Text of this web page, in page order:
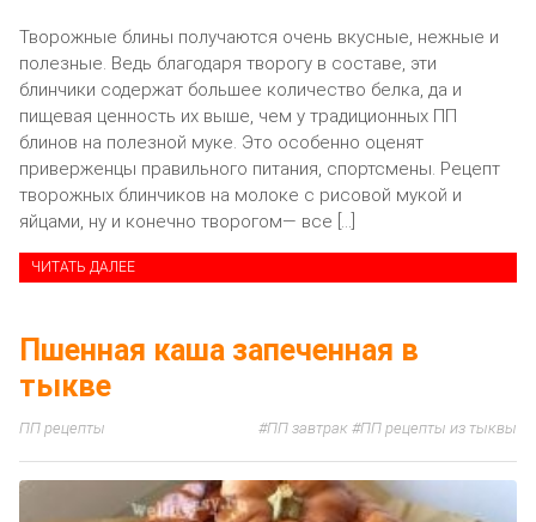
Творожные блины получаются очень вкусные, нежные и
полезные. Ведь благодаря творогу в составе, эти
блинчики содержат большее количество белка, да и
пищевая ценность их выше, чем у традиционных ПП
блинов на полезной муке. Это особенно оценят
приверженцы правильного питания, спортсмены. Рецепт
творожных блинчиков на молоке с рисовой мукой и
яйцами, ну и конечно творогом— все […]
ЧИТАТЬ ДАЛЕЕ
Пшенная каша запеченная в
тыкве
ПП рецепты ПП завтрак ПП рецепты из тыквы